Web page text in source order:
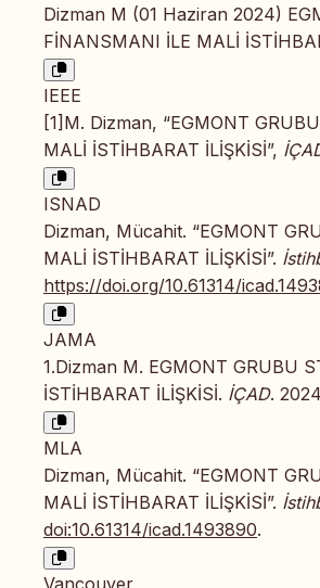
Dizman M (01 Haziran 2024)
FİNANSMANI İLE MALİ
IEEE
[1]M. Dizman, “EGMONT
MALİ İSTİHBARAT İLİŞKİSİ”,
ISNAD
Dizman, Mücahit. “EGMONT
MALİ İSTİHBARAT İLİŞKİSİ”.
https://doi.org/10.61314/
JAMA
1.Dizman M. EGMONT GRUBU
İSTİHBARAT İLİŞKİSİ. İÇAD.
MLA
Dizman, Mücahit. “EGMONT
MALİ İSTİHBARAT İLİŞKİSİ”.
doi:10.61314/icad.1493890.